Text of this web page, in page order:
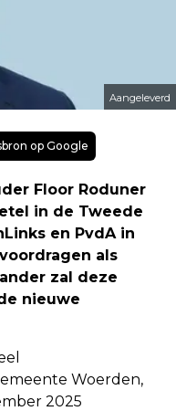
Aangeleverd
op Google
Floor Roduner
in de Tweede
en PvdA in
als
zal deze
nieuwe
Woerden,
2025